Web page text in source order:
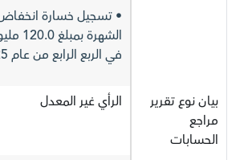
• تسجيل خسارة
في الربع الرابع من عام 2025.
بيان نوع تقرير
مراجع
الحسابات
الرأي غير المعدل